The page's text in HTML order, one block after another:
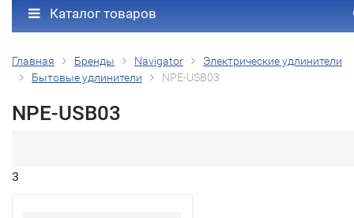
Каталог товаров
Главная Бренды Navigator
Электрические удлинители
Бытовые удлинители
NPE-USB03
NPE-USB03
3